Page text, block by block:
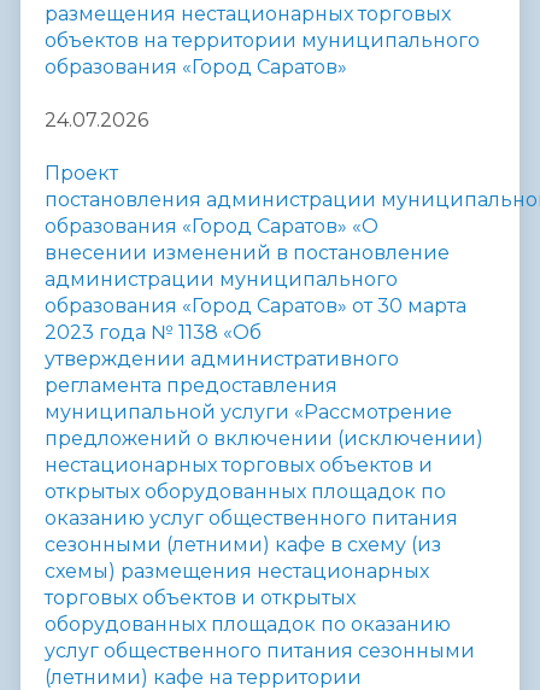
размещения нестационарных торговых
объектов на территории муниципального
образования «Город Саратов»
24.07.2026
Проект
постановления администрации
образования «Город Саратов» «О
внесении изменений в постановление
администрации муниципального
образования «Город Саратов» от 30 марта
2023 года № 1138 «Об
утверждении административного
регламента предоставления
муниципальной услуги «Рассмотрение
предложений о включении (исключении)
нестационарных торговых объектов и
открытых оборудованных площадок по
оказанию услуг общественного питания
сезонными (летними) кафе в схему (из
схемы) размещения нестационарных
торговых объектов и открытых
оборудованных площадок по оказанию
услуг общественного питания сезонными
(летними) кафе на территории